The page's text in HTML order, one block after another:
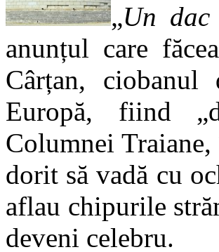
„Un
anunțul care
Cârțan,
Europă, fiind
Columnei
dorit să vadă cu
aflau chipurile
deveni celebru.